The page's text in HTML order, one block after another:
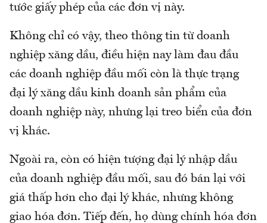
tước giấy phép của các đơn vị này.
Không chỉ có vậy, theo thông tin từ doanh
nghiệp xăng dầu, điều hiện nay làm đau đầu
các doanh nghiệp đầu mối còn là thực trạng
đại lý xăng dầu kinh doanh sản phẩm của
doanh nghiệp này, nhưng lại treo biển của đơn
vị khác.
Ngoài ra, còn có hiện tượng đại lý nhập dầu
của doanh nghiệp đầu mối, sau đó bán lại với
giá thấp hơn cho đại lý khác, nhưng không
giao hóa đơn. Tiếp đến, họ dùng chính hóa đơn